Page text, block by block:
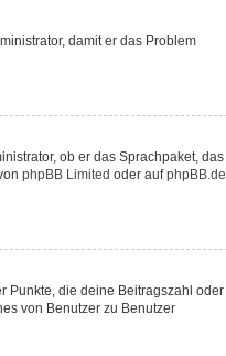
damit er das Problem
ob er das Sprachpaket, das
phpBB Limited oder aufphpBB.de
Punkte, die deine Beitragszahl oder
von Benutzer zu Benutzer